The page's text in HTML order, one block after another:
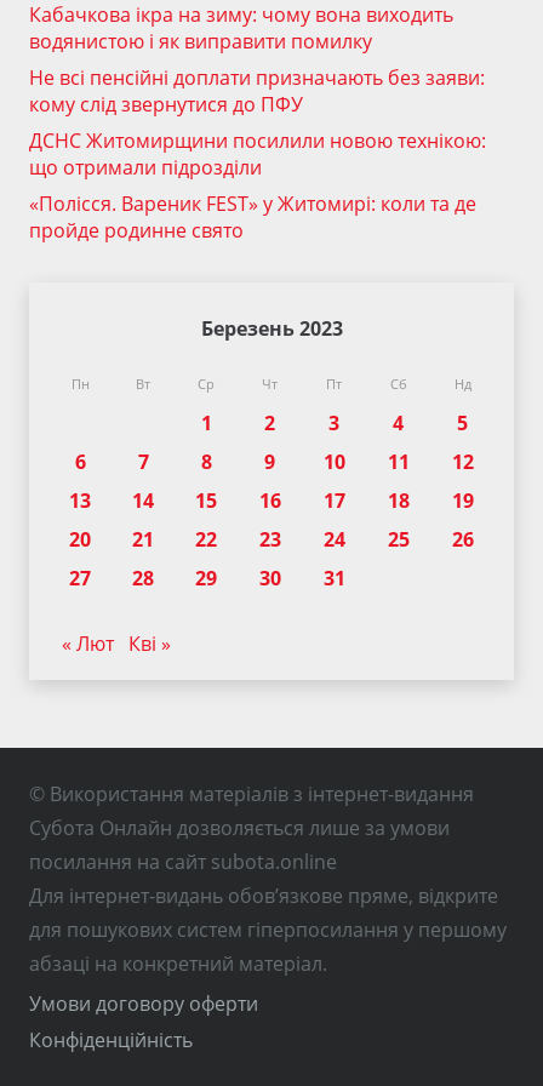
Кабачкова ікра на зиму: чому вона виходить
водянистою і як виправити помилку
Не всі пенсійні доплати призначають без заяви:
кому слід звернутися до ПФУ
ДСНС Житомирщини посилили новою технікою:
що отримали підрозділи
«Полісся. Вареник FEST» у Житомирі: коли та де
пройде родинне свято
Березень 2023
Пн Вт Ср Чт Пт Сб Нд
1 2 3 4
5
6
7 8 9 10 11
12
13
14 15 16 17 18
19
20
21 22 23 24 25
26
27
28 29 30 31
« Лют Кві »
© Використання матеріалів з інтернет-видання
Субота Онлайн дозволяється лише за умови
посилання на сайт subota.online
Для інтернет-видань обов’язкове пряме, відкрите
для пошукових систем гіперпосилання у першому
абзаці на конкретний матеріал.
Умови договору оферти
Конфіденційність